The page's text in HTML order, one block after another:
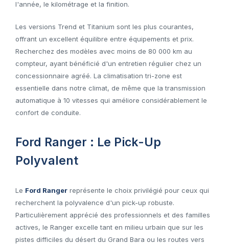
l'année, le kilométrage et la finition.
Les versions Trend et Titanium sont les plus courantes,
offrant un excellent équilibre entre équipements et prix.
Recherchez des modèles avec moins de 80 000 km au
compteur, ayant bénéficié d'un entretien régulier chez un
concessionnaire agréé. La climatisation tri-zone est
essentielle dans notre climat, de même que la transmission
automatique à 10 vitesses qui améliore considérablement le
confort de conduite.
Ford Ranger : Le Pick-Up
Polyvalent
Le Ford Ranger représente le choix privilégié pour ceux qui
recherchent la polyvalence d'un pick-up robuste.
Particulièrement apprécié des professionnels et des familles
actives, le Ranger excelle tant en milieu urbain que sur les
pistes difficiles du désert du Grand Bara ou les routes vers